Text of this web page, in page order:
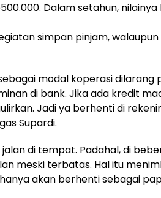
Dalam setahun, nilainya
simpan pinjam,
modal koperasi dilarang
di bank. Jika ada kredit
Jadi ya berhenti di
Supardi.
di tempat. Padahal, di
meski terbatas. Hal itu
akan berhenti sebagai